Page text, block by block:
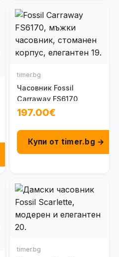
timer.bg
Часовник Fossil
Carraway FS6170
197.00€
Купи от timer.bg →
timer.bg